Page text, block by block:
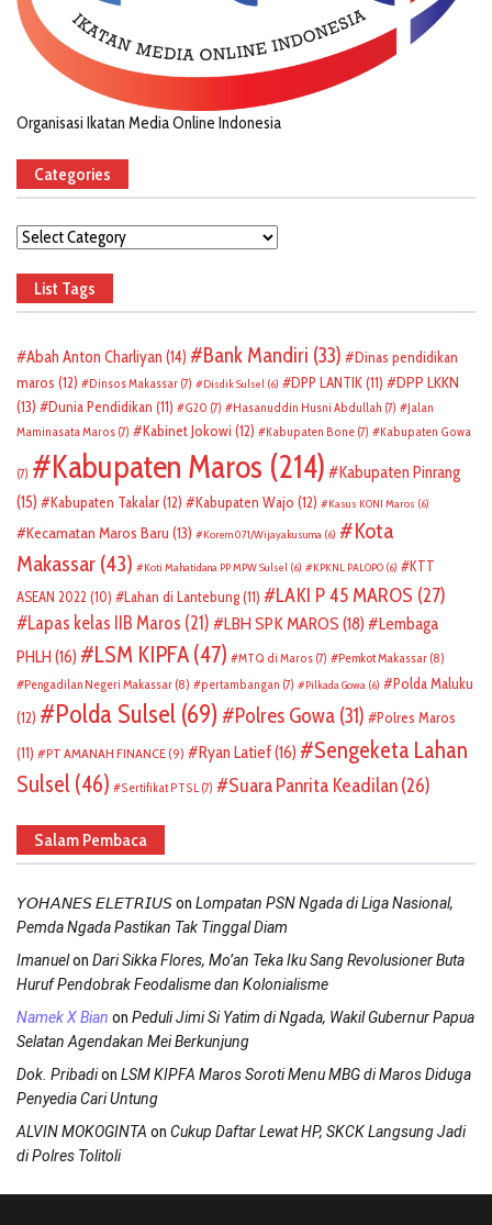
Organisasi Ikatan Media Online Indonesia
Categories
Categories
List Tags
Abah Anton Charliyan (14) Bank Mandiri (33)
Dinas pendidikan
maros (12) Dinsos Makassar (7) Disdik Sulsel (6) DPP LANTIK(11)
DPP LKKN
(13)
Dunia Pendidikan (11) G20 (7) Hasanuddin Husni Abdullah (7)
Jalan
Maminasata Maros (7) Kabinet Jokowi (12) Kabupaten Bone (7) Kabupaten Gowa
(7) Kabupaten Maros (214)
Kabupaten Pinrang
(15)
Kabupaten Takalar(12) Kabupaten Wajo (12) Kasus KONI Maros (6)
Kecamatan Maros Baru (13) Korem 071/Wijayakusuma (6)
Kota
Makassar (43) Koti Mahatidana PP MPW Sulsel (6) KPKNL PALOPO (6)
KTT
ASEAN 2022 (10) Lahan di Lantebung(11) LAKI P 45 MAROS (27)
Lapas kelas IIB Maros (21) LBH SPK MAROS (18)
Lembaga
PHLH (16) LSM KIPFA (47) MTQ di Maros (7) Pemkot Makassar (8)
Pengadilan Negeri Makassar (8) pertambangan (7) Pilkada Gowa (6)
Polda Maluku
(12)
Polda Sulsel (69) Polres Gowa (31)
Polres Maros
(11)
PT AMANAH FINANCE(9) Ryan Latief(16)
Sengeketa Lahan
Sulsel (46) Sertifikat PTSL (7) Suara Panrita Keadilan(26)
Salam Pembaca
𝘠𝘖𝘏𝘈𝘕𝘌𝘚 𝘌𝘓𝘌𝘛𝘙𝘐𝘜𝘚on Lompatan PSN Ngada di Liga Nasional,
Pemda Ngada Pastikan Tak Tinggal Diam
Imanuelon Dari Sikka Flores, Mo’an Teka Iku Sang Revolusioner Buta
Huruf Pendobrak Feodalisme dan Kolonialisme
Namek X Bian on Peduli Jimi Si Yatim di Ngada, Wakil Gubernur Papua
Selatan Agendakan Mei Berkunjung
Dok. Pribadion LSM KIPFA Maros Soroti Menu MBG di Maros Diduga
Penyedia Cari Untung
ALVIN MOKOGINTA on Cukup Daftar Lewat HP, SKCK Langsung Jadi
di Polres Tolitoli